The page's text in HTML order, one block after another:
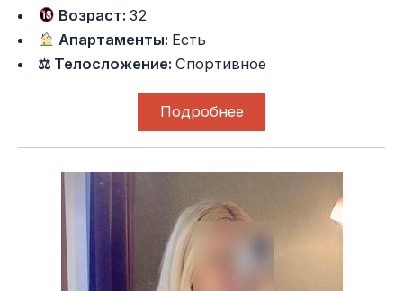
Возраст:32
Апартаменты: Есть
⚖ Телосложение:Спортивное
Подробнее